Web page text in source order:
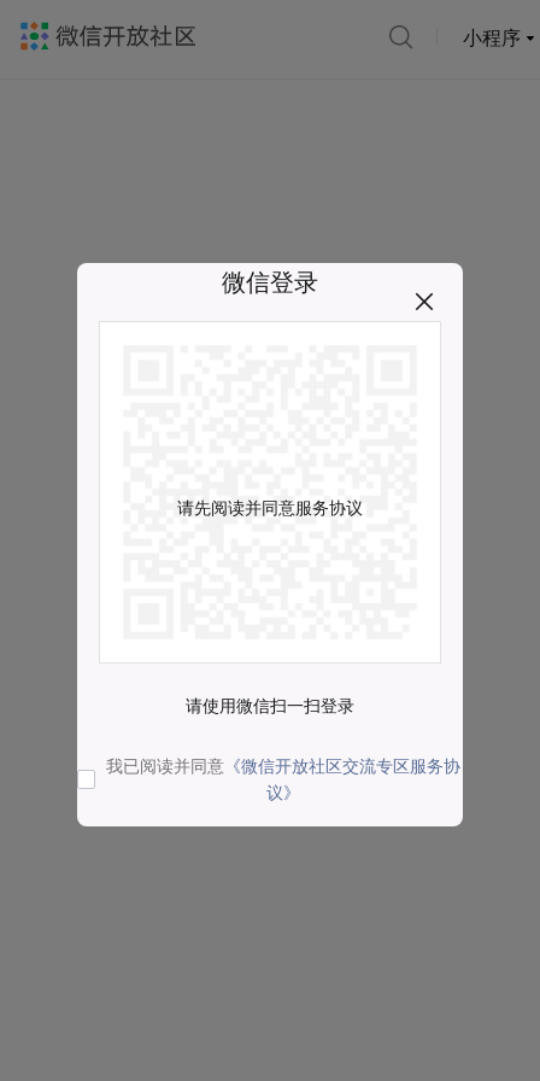
小程序
微信登录
请先阅读并同意服务协议
请使用微信扫一扫登录
我已阅读并同意 《微信开放社区交流专区服务协
议》